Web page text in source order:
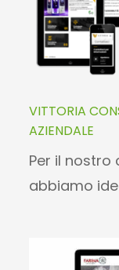
VITTORIA
AZIENDALE
Per il nostro
abbiamo